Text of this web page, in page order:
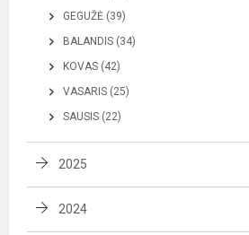
GEGUŽĖ (39)
BALANDIS (34)
KOVAS (42)
VASARIS (25)
SAUSIS (22)
2025
2024